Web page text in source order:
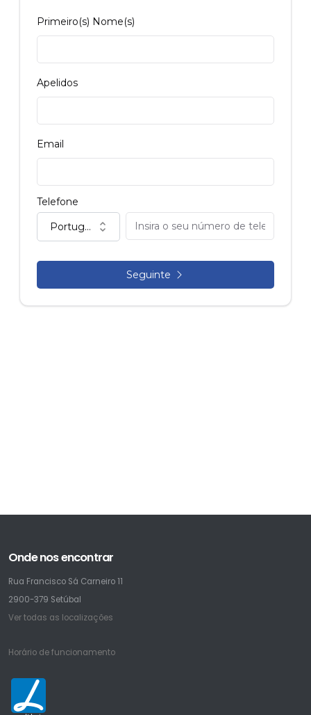
Onde nos encontrar
Rua Francisco Sá Carneiro 11
2900-379 Setúbal
Ver todas as localizações
Horário de funcionamento